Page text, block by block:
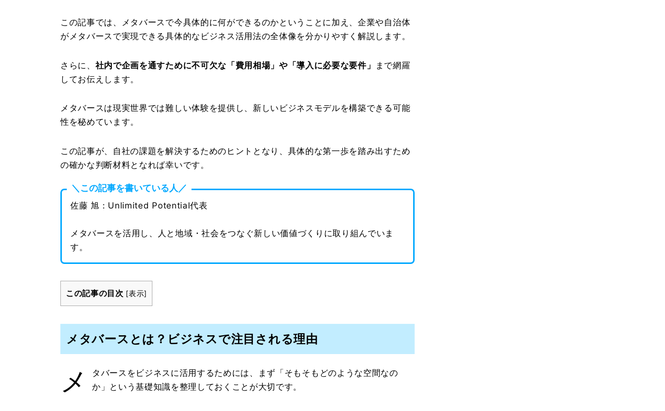
この記事では、メタバースで今具体的に何ができるのかということに加え、企業や自治体
がメタバースで実現できる具体的なビジネス活用法の全体像を分かりやすく解説します。
さらに、 社内で企画を通すために不可欠な「費用相場」や「導入に必要な要件」
まで網羅
してお伝えします。
メタバースは現実世界では難しい体験を提供し、新しいビジネスモデルを構築できる可能
性を秘めています。
この記事が、自社の課題を解決するためのヒントとなり、具体的な第一歩を踏み出すため
の確かな判断材料となれば幸いです。
＼この記事を書いている人／
佐藤 旭：Unlimited Potential代表
メタバースを活用し、人と地域・社会をつなぐ新しい価値づくりに取り組んでいま
す。
この記事の目次 [表示]
メタバースとは？ビジネスで注目される理由
メ
タバースをビジネスに活用するためには、まず「そもそもどのような空間なの
か」という基礎知識を整理しておくことが大切です。